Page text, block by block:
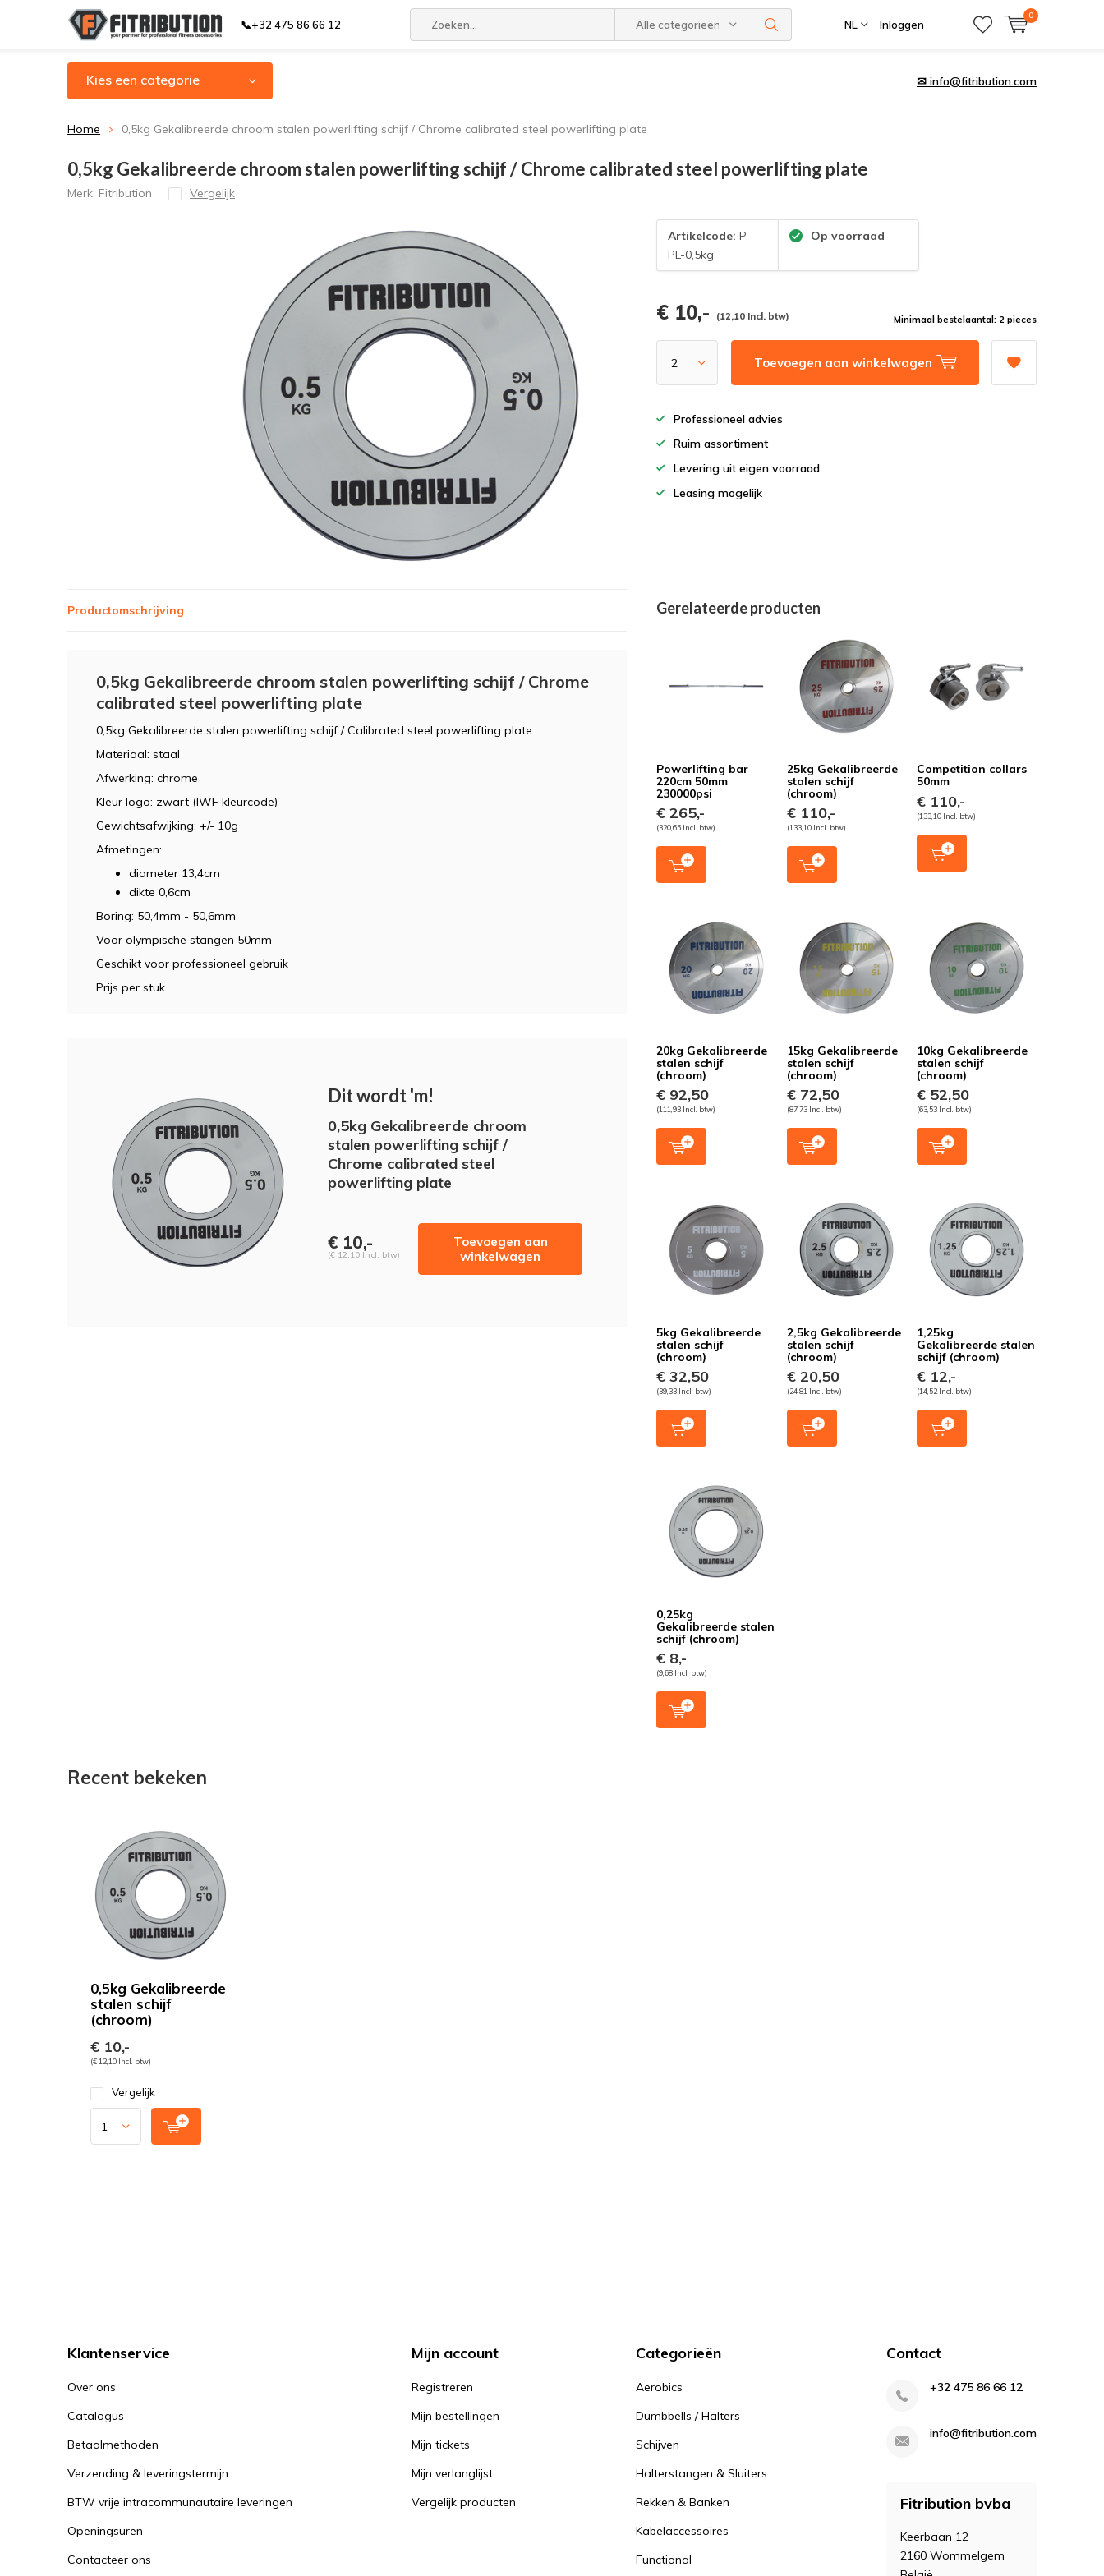
📞+32 475 86 66 12 Alle categorieën NL Inloggen
0
Kies een categorie ✉ info@fitribution.com
Home 0,5kg Gekalibreerde chroom stalen powerlifting schijf / Chrome calibrated steel powerlifting plate
0,5kg Gekalibreerde chroom stalen powerlifting schijf / Chrome calibrated steel powerlifting plate
Merk: Fitribution Vergelijk
Artikelcode: P-
PL-0,5kg
Op voorraad
€ 10,- (12,10 Incl. btw) Minimaal bestelaantal: 2 pieces
Toevoegen aan winkelwagen
Professioneel advies
Ruim assortiment
Levering uit eigen voorraad
Leasing mogelijk
Productomschrijving
0,5kg Gekalibreerde chroom stalen powerlifting schijf / Chrome
calibrated steel powerlifting plate
0,5kg Gekalibreerde stalen powerlifting schijf / Calibrated steel powerlifting plate
Materiaal: staal
Afwerking: chrome
Kleur logo: zwart (IWF kleurcode)
Gewichtsafwijking: +/- 10g
Afmetingen:
diameter 13,4cm
dikte 0,6cm
Boring: 50,4mm - 50,6mm
Voor olympische stangen 50mm
Geschikt voor professioneel gebruik
Prijs per stuk
Dit wordt 'm!
0,5kg Gekalibreerde chroom
stalen powerlifting schijf /
Chrome calibrated steel
powerlifting plate
€ 10,-
(€ 12,10 Incl. btw)
Toevoegen aan
winkelwagen
Gerelateerde producten
Powerlifting bar
220cm 50mm
230000psi
€ 265,-
(320,65 Incl. btw)
25kg Gekalibreerde
stalen schijf
(chroom)
€ 110,-
(133,10 Incl. btw)
Competition collars
50mm
€ 110,-
(133,10 Incl. btw)
20kg Gekalibreerde
stalen schijf
(chroom)
€ 92,50
(111,93 Incl. btw)
15kg Gekalibreerde
stalen schijf
(chroom)
€ 72,50
(87,73 Incl. btw)
10kg Gekalibreerde
stalen schijf
(chroom)
€ 52,50
(63,53 Incl. btw)
5kg Gekalibreerde
stalen schijf
(chroom)
€ 32,50
(39,33 Incl. btw)
2,5kg Gekalibreerde
stalen schijf
(chroom)
€ 20,50
(24,81 Incl. btw)
1,25kg
Gekalibreerde stalen
schijf (chroom)
€ 12,-
(14,52 Incl. btw)
0,25kg
Gekalibreerde stalen
schijf (chroom)
€ 8,-
(9,68 Incl. btw)
Recent bekeken
0,5kg Gekalibreerde
stalen schijf
(chroom)
€ 10,-
(€ 12,10 Incl. btw)
Vergelijk
Klantenservice
Over ons
Catalogus
Betaalmethoden
Verzending & leveringstermijn
BTW vrije intracommunautaire leveringen
Openingsuren
Contacteer ons
Mijn account
Registreren
Mijn bestellingen
Mijn tickets
Mijn verlanglijst
Vergelijk producten
Categorieën
Aerobics
Dumbbells / Halters
Schijven
Halterstangen & Sluiters
Rekken & Banken
Kabelaccessoires
Functional
Contact
+32 475 86 66 12
info@fitribution.com
Fitribution bvba
Keerbaan 12
2160 Wommelgem